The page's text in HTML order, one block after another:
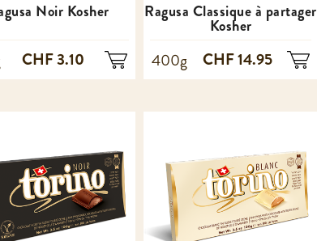
Noir Kosher
CHF 3.10
Ragusa Classique à partager
Kosher
400g CHF 14.95